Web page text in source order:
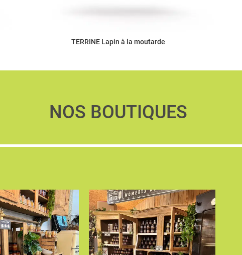
TERRINE Lapin à la moutarde
NOS BOUTIQUES